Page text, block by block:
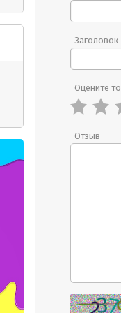
Заголовок
Оцените
Отзыв